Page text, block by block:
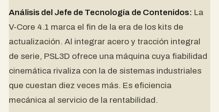
Análisis del Jefe de Tecnología de Contenidos: La
V-Core 4.1 marca el fin de la era de los kits de
actualización. Al integrar acero y tracción integral
de serie, PSL3D ofrece una máquina cuya fiabilidad
cinemática rivaliza con la de sistemas industriales
que cuestan diez veces más. Es eficiencia
mecánica al servicio de la rentabilidad.